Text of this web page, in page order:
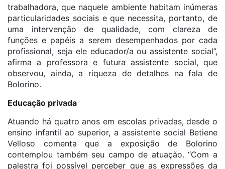
trabalhadora, que naquele ambiente habitam inúmeras
particularidades sociais e que necessita, portanto, de
uma intervenção de qualidade, com clareza de
funções e papéis a serem desempenhados por cada
profissional, seja ele educador/a ou assistente social”,
afirma a professora e futura assistente social, que
observou, ainda, a riqueza de detalhes na fala de
Bolorino.
Educação privada
Atuando há quatro anos em escolas privadas, desde o
ensino infantil ao superior, a assistente social Betiene
Velloso comenta que a exposição de Bolorino
contemplou também seu campo de atuação. “Com a
palestra foi possível perceber que as expressões da